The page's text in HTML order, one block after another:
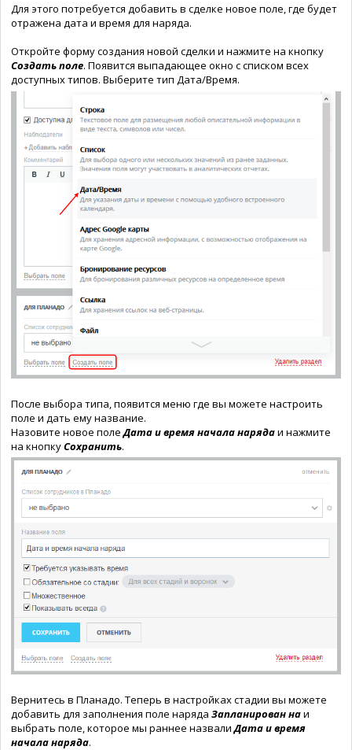
Для этого потребуется добавить в сделке новое поле, где будет
отражена дата и время для наряда.
Откройте форму создания новой сделки и нажмите на кнопку
Создать поле. Появится выпадающее окно с списком всех
доступных типов. Выберите тип Дата/Время.
После выбора типа, появится меню где вы можете настроить
поле и дать ему название.
Назовите новое полеДата и время начала нарядаи нажмите
на кнопкуСохранить.
Вернитесь в Планадо. Теперь в настройках стадии вы можете
добавить для заполнения поле наряда Запланирован наи
выбрать поле, которое мы раннее назвалиДата и время
начала наряда.